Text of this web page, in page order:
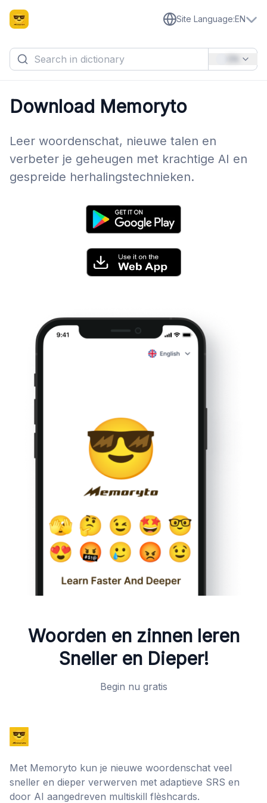
Site Language:EN
Download Memoryto
Leer woordenschat, nieuwe talen en
verbeter je geheugen met krachtige AI en
gespreide herhalingstechnieken.
Woorden en zinnen leren
Sneller en Dieper!
Begin nu gratis
Met Memoryto kun je nieuwe woordenschat veel
sneller en dieper verwerven met adaptieve SRS en
door AI aangedreven multiskill flèshcards.